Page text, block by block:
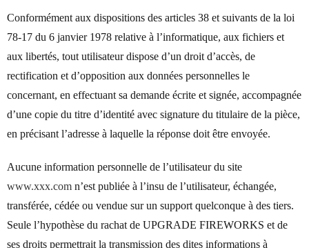
Conformément aux dispositions des articles 38 et suivants de la loi
78-17 du 6 janvier 1978 relative à l’informatique, aux fichiers et
aux libertés, tout utilisateur dispose d’un droit d’accès, de
rectification et d’opposition aux données personnelles le
concernant, en effectuant sa demande écrite et signée, accompagnée
d’une copie du titre d’identité avec signature du titulaire de la pièce,
en précisant l’adresse à laquelle la réponse doit être envoyée.
Aucune information personnelle de l’utilisateur du site
www.xxx.com n’est publiée à l’insu de l’utilisateur, échangée,
transférée, cédée ou vendue sur un support quelconque à des tiers.
Seule l’hypothèse du rachat de UPGRADE FIREWORKS et de
ses droits permettrait la transmission des dites informations à